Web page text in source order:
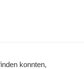
konnten,